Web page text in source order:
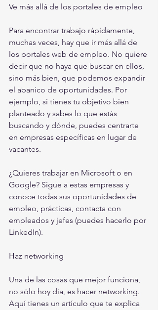
Ve más allá de los portales de empleo
Para encontrar trabajo rápidamente,
muchas veces, hay que ir más allá de
los portales web de empleo. No quiere
decir que no haya que buscar en ellos,
sino más bien, que podemos expandir
el abanico de oportunidades. Por
ejemplo, si tienes tu objetivo bien
planteado y sabes lo que estás
buscando y dónde, puedes centrarte
en empresas específicas en lugar de
vacantes.
¿Quieres trabajar en Microsoft o en
Google? Sigue a estas empresas y
conoce todas sus oportunidades de
empleo, prácticas, contacta con
empleados y jefes (puedes hacerlo por
LinkedIn).
Haz networking
Una de las cosas que mejor funciona,
no sólo hoy día, es hacer networking.
Aquí tienes un artículo que te explica